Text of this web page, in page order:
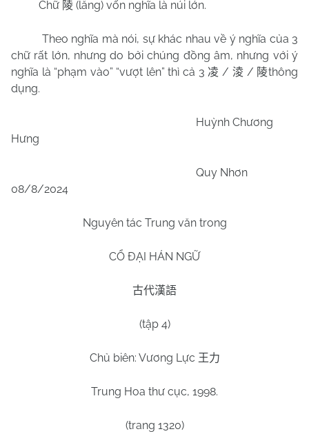
Chữ 陵 (lăng) vốn nghĩa là núi lớn.
Theo nghĩa mà nói, sự khác nhau về ý nghĩa của 3
chữ rất lớn, nhưng do bởi chúng đồng âm, nhưng với ý
nghĩa là “phạm vào” “vượt lên” thì cả 3 凌 / 淩 / 陵thông
dụng.
Huỳnh Chương
Hưng
Quy Nhơn
08/8/2024
Nguyên tác Trung văn trong
CỔ ĐẠI HÁN NGỮ
古代漢語
(tập 4)
Chủ biên: Vương Lực 王力
Trung Hoa thư cục, 1998.
(trang 1320)